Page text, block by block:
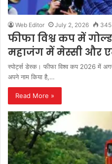
Web Editor July 2, 2026 345
फीफा विश्व कप में
महाजंग में मेस्सी और
स्पोर्ट्स डेस्क। फीफा विश्व कप 2026 में
अपने नाम किया है,…
Read More »